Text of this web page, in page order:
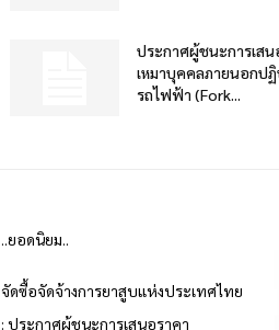
ประกาศผู้ชนะการเสน
เหมาบุคคลภายนอกป
รถไฟฟ้า (Fork...
..ยอดนิยม..
จัดซื้อจัดจ้างการยาสูบแห่งประเทศไทย
: ประกาศผู้ชนะการเสนอราคา